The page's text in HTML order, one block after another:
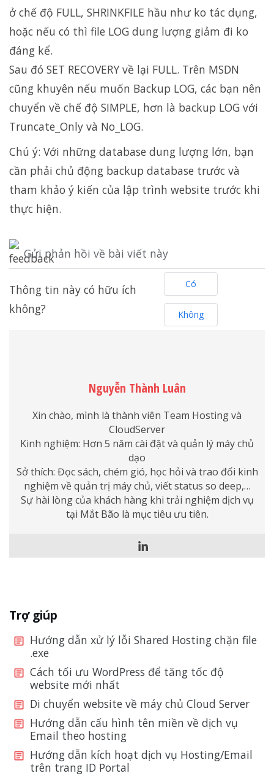
ở chế độ FULL, SHRINKFILE hầu như ko tác dụng,
hoặc nếu có thì file LOG dung lượng giảm đi ko
đáng kể.
Sau đó SET RECOVERY về lại FULL. Trên MSDN
cũng khuyên nếu muốn Backup LOG, các bạn nên
chuyển về chế độ SIMPLE, hơn là backup LOG với
Truncate_Only và No_LOG.
Chú ý: Với những database dung lượng lớn, bạn
cần phải chủ động backup database trước và
tham khảo ý kiến của lập trình website trước khi
thực hiện.
Gửi phản hồi về bài viết này
Thông tin này có hữu ích
không?
Có
Không
Nguyễn Thành Luân
Xin chào, mình là thành viên Team Hosting và
CloudServer
Kinh nghiệm: Hơn 5 năm cài đặt và quản lý máy chủ
dạo
Sở thích: Đọc sách, chém gió, học hỏi và trao đổi kinh
nghiệm về quản trị máy chủ, viết status so deep,…
Sự hài lòng của khách hàng khi trải nghiệm dịch vụ
tại Mắt Bão là mục tiêu ưu tiên.
Trợ giúp
Hướng dẫn xử lý lỗi Shared Hosting chặn file
.exe
Cách tối ưu WordPress để tăng tốc độ
website mới nhất
Di chuyển website về máy chủ Cloud Server
Hướng dẫn cấu hình tên miền về dịch vụ
Email theo hosting
Hướng dẫn kích hoạt dịch vụ Hosting/Email
trên trang ID Portal